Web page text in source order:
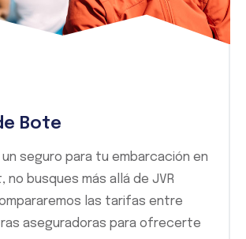
Bote
seguro para tu embarcación en
busques más allá de JVR
las tarifas entre
aseguradoras para ofrecerte